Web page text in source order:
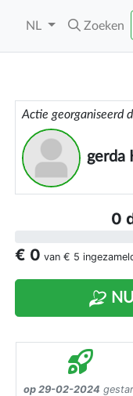
NL Zoeken
Actie georganiseerd
gerda
0
€ 0 van € 5
op 29-02-2024